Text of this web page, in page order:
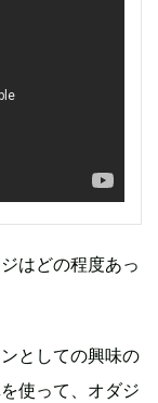
はどの程度あっ
としての興味の
使って、オダジ